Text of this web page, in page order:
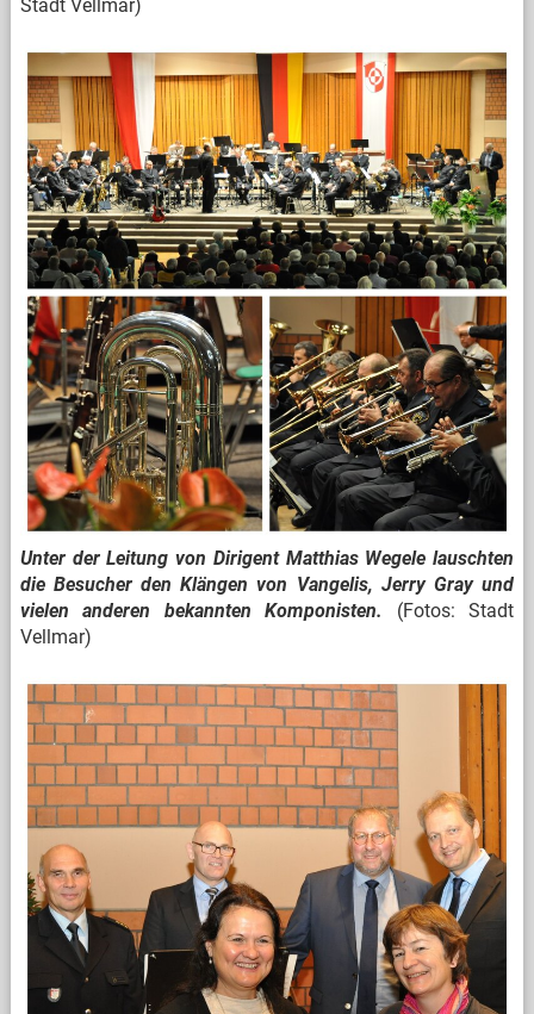
Stadt Vellmar)
Unter der Leitung von Dirigent Matthias Wegele lauschten
die Besucher den Klängen von Vangelis, Jerry Gray und
vielen anderen bekannten Komponisten.
(Fotos: Stadt
Vellmar)